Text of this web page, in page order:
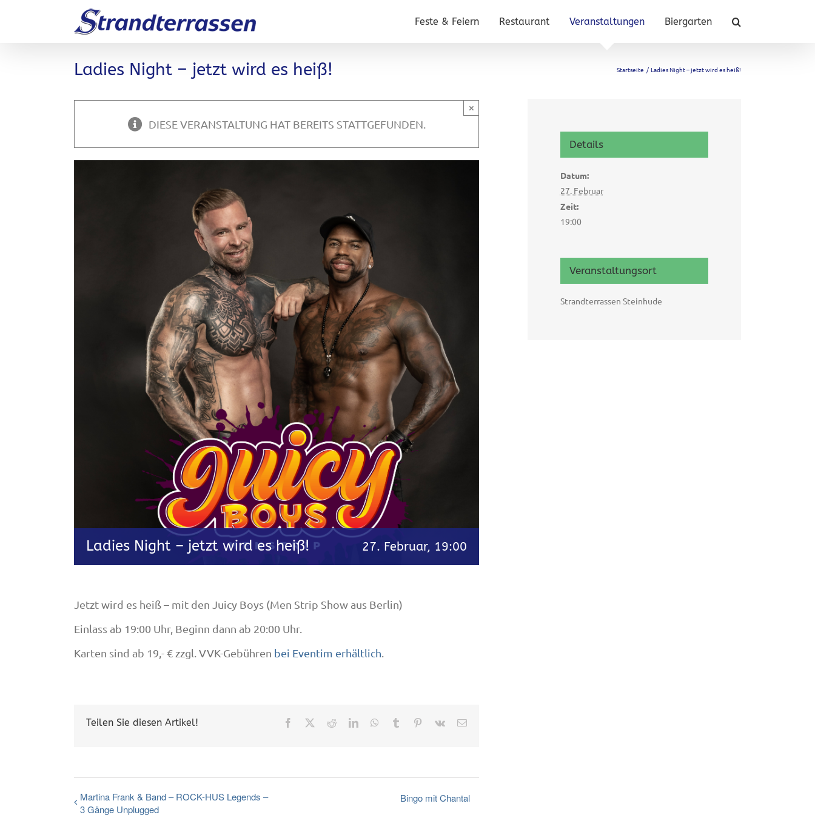
Feste & Feiern Restaurant Veranstaltungen Biergarten
Ladies Night – jetzt wird es heiß! Startseite Ladies Night – jetzt wird es heiß!
DIESE VERANSTALTUNG HAT BEREITS STATTGEFUNDEN.
×
Ladies Night – jetzt wird es heiß! 27. Februar, 19:00
Jetzt wird es heiß – mit den Juicy Boys (Men Strip Show aus Berlin)
Einlass ab 19:00 Uhr, Beginn dann ab 20:00 Uhr.
Karten sind ab 19,- € zzgl. VVK-Gebühren bei Eventim erhältlich
Teilen Sie diesen Artikel! Facebook RedditLinkedInWhatsApp
Tumblr Pinterest
Vk
E-
Martina Frank & Band – ROCK-HUS Legends –
3 Gänge Unplugged
Bingo mit Chantal
Details
Datum:
27. Februar
Zeit:
19:00
Veranstaltungsort
Strandterrassen Steinhude